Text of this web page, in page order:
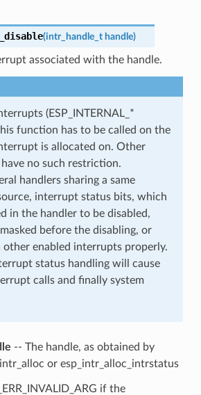
(intr_handle_t handle)
associated with the handle.
(ESP_INTERNAL_*
function has to be called on the
is allocated on. Other
no such restriction.
handlers sharing a same
interrupt status bits, which
in the handler to be disabled,
before the disabling, or
other enabled interrupts properly.
status handling will cause
calls and finally system
-- The handle, as obtained by
or esp_intr_alloc_intrstatus
if the